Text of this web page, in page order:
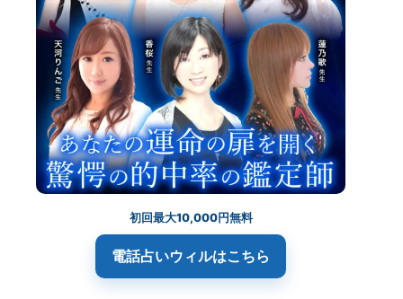
初回最大10,000円無料
電話占いウィルはこちら